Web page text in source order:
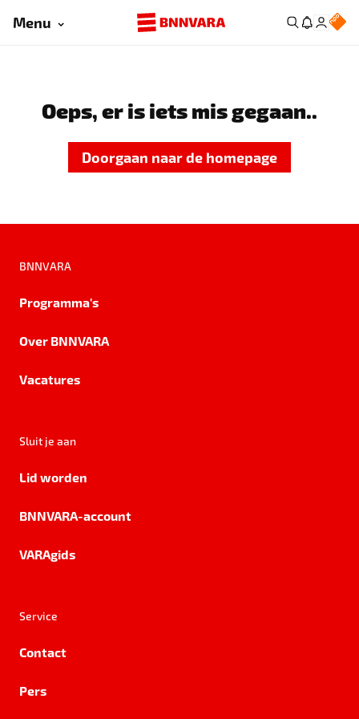
Menu
Oeps, er is iets mis gegaan..
Doorgaan naar de homepage
BNNVARA
Programma's
Over BNNVARA
Vacatures
Sluit je aan
Lid worden
BNNVARA-account
VARAgids
Service
Contact
Pers